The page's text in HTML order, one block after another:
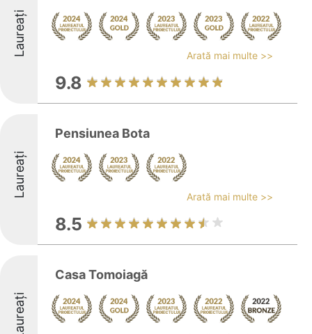
Laureați Arată mai multe >>
9.8
Laureați
Pensiunea Bota
Arată mai multe >>
8.5
Laureați
Casa Tomoiagă